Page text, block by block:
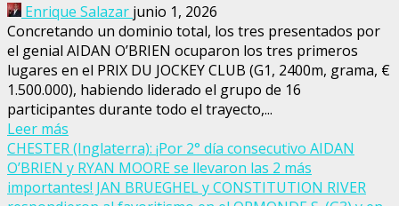
Enrique Salazar junio 1, 2026
Concretando un dominio total, los tres presentados por
el genial AIDAN O’BRIEN ocuparon los tres primeros
lugares en el PRIX DU JOCKEY CLUB (G1, 2400m, grama, €
1.500.000), habiendo liderado el grupo de 16
participantes durante todo el trayecto,...
Leer más
CHESTER (Inglaterra): ¡Por 2° día consecutivo AIDAN
O’BRIEN y RYAN MOORE se llevaron las 2 más
importantes! JAN BRUEGHEL y CONSTITUTION RIVER